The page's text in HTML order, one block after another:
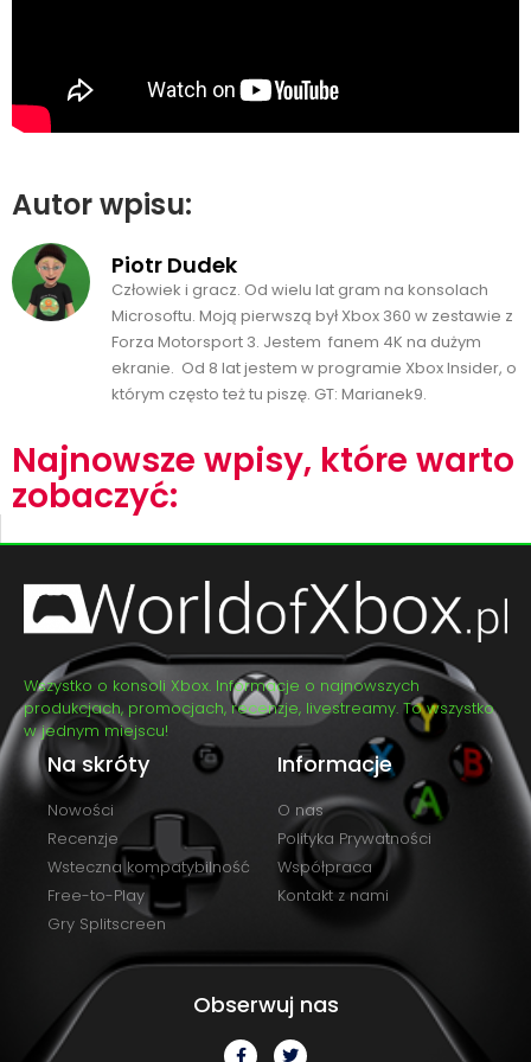
Autor wpisu:
Piotr Dudek
Człowiek i gracz. Od wielu lat gram na konsolach
Microsoftu. Moją pierwszą był Xbox 360 w zestawie z
Forza Motorsport 3. Jestem fanem 4K na dużym
ekranie. Od 8 lat jestem w programie Xbox Insider, o
którym często też tu piszę. GT: Marianek9.
Najnowsze wpisy, które warto
zobaczyć:
Wszystko o konsoli Xbox. Informacje o najnowszych
produkcjach, promocjach, recenzje, livestreamy. To wszystko
w jednym miejscu!
Na skróty
Nowości
Recenzje
Wsteczna kompatybilność
Free-to-Play
Gry Splitscreen
Informacje
O nas
Polityka Prywatności
Współpraca
Kontakt z nami
Obserwuj nas